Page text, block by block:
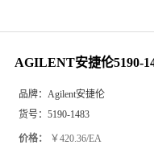
AGILENT安捷伦5190-
品牌： Agilent安捷伦
货号： 5190-1483
价格： ￥420.36/EA